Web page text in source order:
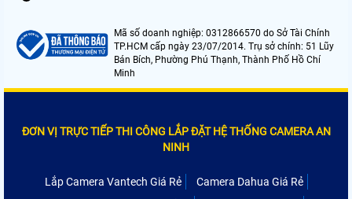
Mã số doanh nghiệp: 0312866570 do Sở Tài Chính
TP.HCM cấp ngày 23/07/2014. Trụ sở chính: 51 Lũy
Bán Bích, Phường Phú Thạnh, Thành Phố Hồ Chí
Minh
ĐƠN VỊ TRỰC TIẾP THI CÔNG LẮP ĐẶT HỆ THỐNG CAMERA AN
NINH
Lắp Camera Vantech Giá Rẻ
Camera Dahua Giá Rẻ